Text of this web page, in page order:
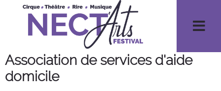
Association de services d'aide
domicile